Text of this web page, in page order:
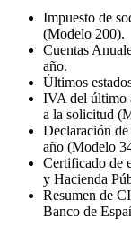
Impuesto de
(Modelo 200).
Cuentas
año.
Últimos
IVA del último
a la solicitud
Declaración de
año (Modelo
Certificado de
y Hacienda
Resumen de
Banco de